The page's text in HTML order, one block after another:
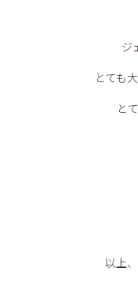
ジ
とても
と
以上